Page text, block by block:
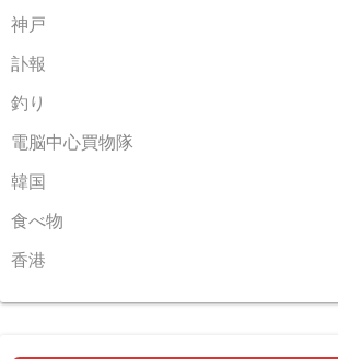
神戸
訃報
釣り
電脳中心買物隊
韓国
食べ物
香港